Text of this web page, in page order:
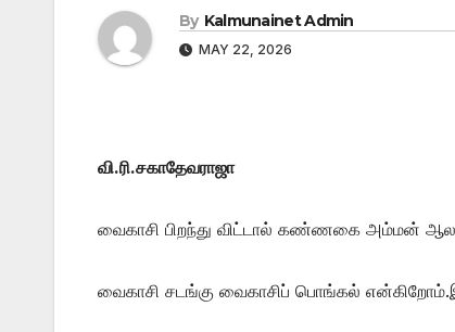
By Kalmunainet Admin
MAY 22, 2026
வி.ரி.சகாதேவராஜா
வைகாசி பிறந்து விட்டால் கண்ணகை அம்மன்
வைகாசி சடங்கு வைகாசிப் பொங்கல்